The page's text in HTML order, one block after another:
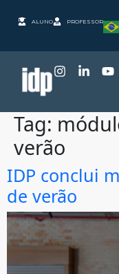
ALUNO PROFESSOR
Tag:
verão
IDP conclui
de verão